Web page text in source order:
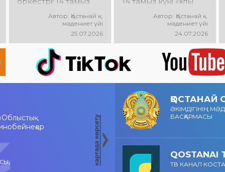
алаңында
мерекелік концерті
өтеді. Бас дирижер
— Лилия Ислямова.
Сіздерді жанды
музыка, әсерлі
орындаулар мен
Автор: Қостанай қ.
мәдениет үйі
25.07.2026
«Караван» ВИА-
сының мерекелік
концерті өтеді!
Сіздерді сүйікті
әндер, жанды
музыка, жарқын
эмоциялар мен
көтеріңкі көңіл күй
күтеді!
Автор: Қостанай қ.
мәдениет үйі
24.07.2026
ҚОСТАНАЙ
ӘКІМДІГІНІҢ
БАСҚАРМАСЫ
QOSTANAI
ТВ КАНАЛ